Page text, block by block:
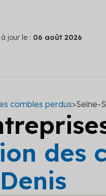
à jour le : 06 août 2026
combles perdus>Seine-
des